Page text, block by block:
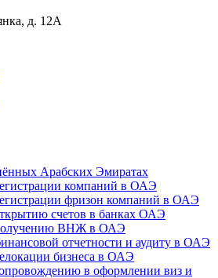
д. 12А
Арабских Эмиратах
компаний в ОАЭ
фризон компаний в ОАЭ
счетов в банках ОАЭ
ВНЖ в ОАЭ
отчетности и аудиту в ОАЭ
бизнеса в ОАЭ
в оформлении виз и